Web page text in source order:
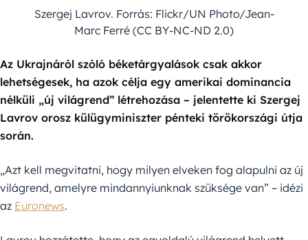
Szergej Lavrov. Forrás: Flickr/UN Photo/Jean-
Marc Ferré (CC BY-NC-ND 2.0)
Az Ukrajnáról szóló béketárgyalások csak akkor
lehetségesek, ha azok célja egy amerikai dominancia
nélküli „új világrend” létrehozása – jelentette ki Szergej
Lavrov orosz külügyminiszter pénteki törökországi útja
során.
„Azt kell megvitatni, hogy milyen elveken fog alapulni az új
világrend, amelyre mindannyiunknak szüksége van” – idézi
az Euronews.